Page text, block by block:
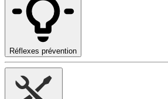
Réflexes prévention